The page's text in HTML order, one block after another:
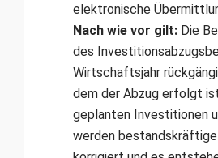
elektronische
Nach wie vor gilt: Die
des
Wirtschaftsjahr
dem der Abzug erfolgt
geplanten Investitionen
werden